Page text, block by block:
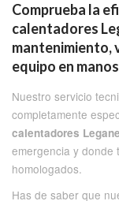
Comprueba la
calentadores
mantenimiento,
equipo en
Nuestro servicio
completamente
calentadores
emergencia y donde
homologados.
Has de saber que